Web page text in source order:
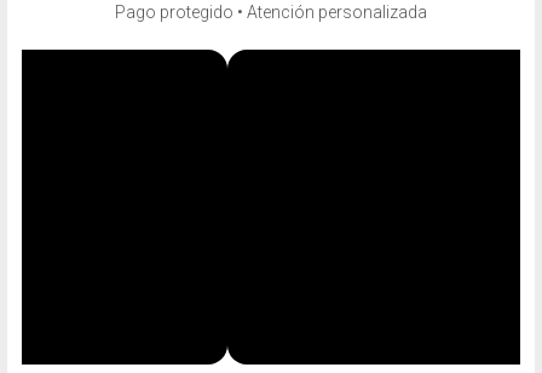
Pago protegido • Atención personalizada